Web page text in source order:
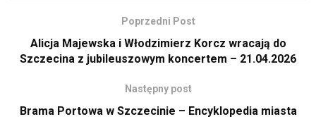
Poprzedni Post
Alicja Majewska i Włodzimierz Korcz wracają do
Szczecina z jubileuszowym koncertem – 21.04.2026
Następny post
Brama Portowa w Szczecinie – Encyklopedia miasta